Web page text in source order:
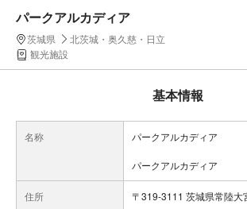
パークアルカディア
茨城県
北茨城・奥久慈・日立
観光施設
基本情報
名称 パークアルカディア
パークアルカディア
住所 〒319-3111 茨城県常陸大